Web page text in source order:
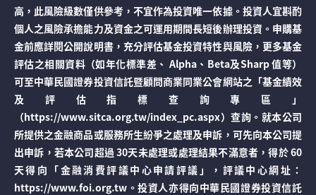
高，此風險級數僅供參考，不宜作為投資唯一依據。投資人宜斟酌
個人之風險承擔能力及資金之可運用期間長短後辦理投資。申購基
金前應詳閱公開說明書，充分評估基金投資特性與風險，更多基金
評估之相關資料（如年化標準差、 Alpha、Beta及Sharp 值等）
可至中華民國證券投資信託暨顧問商業同業公會網站之「基金績效
及評估指標查詢專區」
（https://www.sitca.org.tw/index_pc.aspx）查詢。就本公司
所提供之金融商品或服務所生紛爭之處理及申訴，可先向本公司提
出申訴，若本公司超過 30天未處理或處理結果不滿意者，得於 60
天得向「金融消費評議中心申請評議」，評議中心網址：
https://www.foi.org.tw。投資人亦得向中華民國證券投資信託